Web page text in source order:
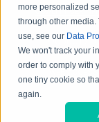
more personalized
through other media.
use, see our Data
We won't track your
order to comply with
one tiny cookie so
again.
QUALITY
PRODUCT
WEB